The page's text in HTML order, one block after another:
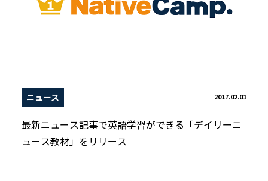
ニュース 2017.02.01
最新ニュース記事で英語学習ができる「デイリーニ
ュース教材」をリリース